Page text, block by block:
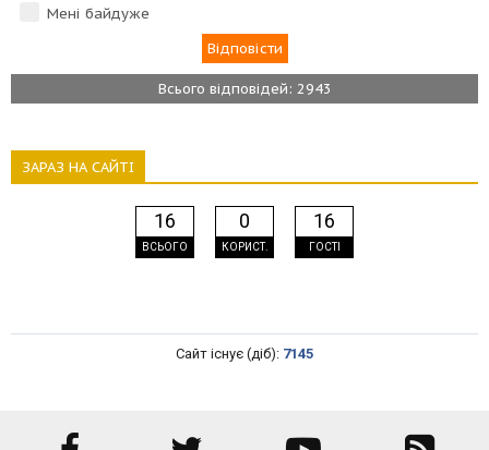
Мені байдуже
Всього відповідей: 2943
ЗАРАЗ НА САЙТІ
16
ВСЬОГО
0
КОРИСТ.
16
ГОСТІ
Сайт існує (діб): 7145